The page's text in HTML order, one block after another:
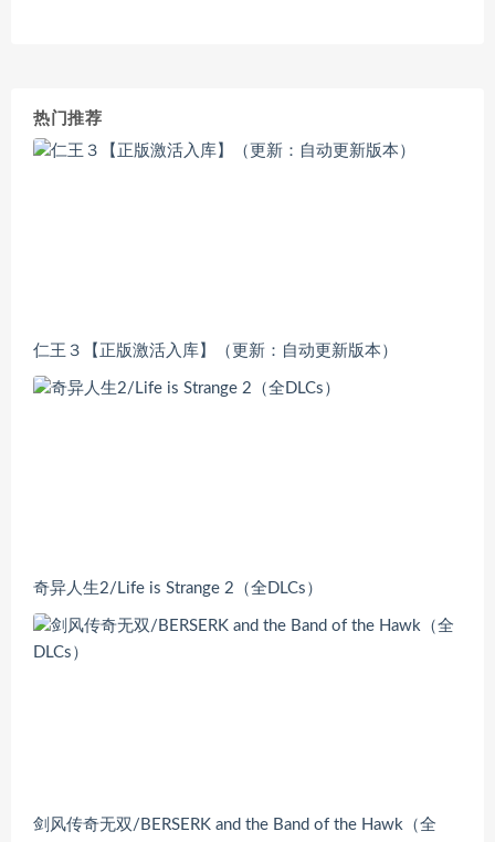
热门推荐
仁王３【正版激活入库】（更新：自动更新版本）
奇异人生2/Life is Strange 2（全DLCs）
剑风传奇无双/BERSERK and the Band of the Hawk（全